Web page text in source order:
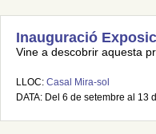
Inauguració
Vine a descobrir aquesta
LLOC: Casal Mira-sol
DATA: Del 6 de setembre al 13